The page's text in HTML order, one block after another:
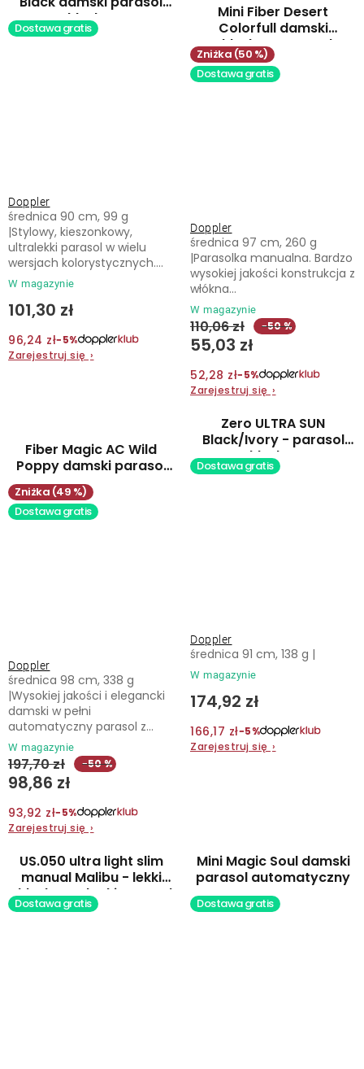
składany
Dostawa gratis
Doppler
W magazynie
101,30 zł
96,24 zł−5%
Zarejestruj się ›
średnica 90 cm, 99 g
|Stylowy, kieszonkowy,
ultralekki parasol w wielu
wersjach kolorystycznych....
Mini Fiber Desert
Colorfull damski
składany parasol
(50 %)
Dostawa gratis
Doppler
W magazynie
55,03 zł
110,06 zł −50 %
52,28 zł−5%
Zarejestruj się ›
średnica 97 cm, 260 g
|Parasolka manualna. Bardzo
wysokiej jakości konstrukcja z
włókna...
Fiber Magic AC Wild
Poppy damski parasol
automatyczny
(49 %)
Dostawa gratis
Doppler
W magazynie
98,86 zł
197,70 zł −50 %
93,92 zł−5%
Zarejestruj się ›
średnica 98 cm, 338 g
|Wysokiej jakości i elegancki
damski w pełni
automatyczny parasol z...
Zero ULTRA SUN
Black/Ivory - parasol
składany
Dostawa gratis
Doppler
W magazynie
174,92 zł
166,17 zł−5%
Zarejestruj się ›
średnica 91 cm, 138 g |
US.050 ultra light slim
manual Malibu - lekki
składany płaski parasol
Dostawa gratis
Mini Magic Soul damski
parasol automatyczny
Dostawa gratis